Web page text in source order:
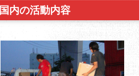
国内の活動内容